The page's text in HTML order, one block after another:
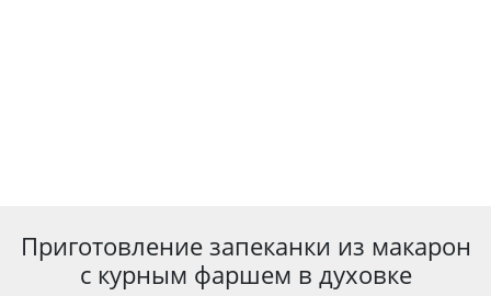
Приготовление запеканки из макарон
с курным фаршем в духовке